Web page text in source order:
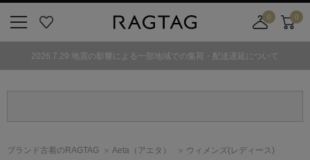
気
0
舗
カ
ト
0
2026.7.29 地震の影響による一部地域での集荷・配送遅延について
ブランド古着のRAGTAG Aeta （アエタ） ウィメンズ(レディース)